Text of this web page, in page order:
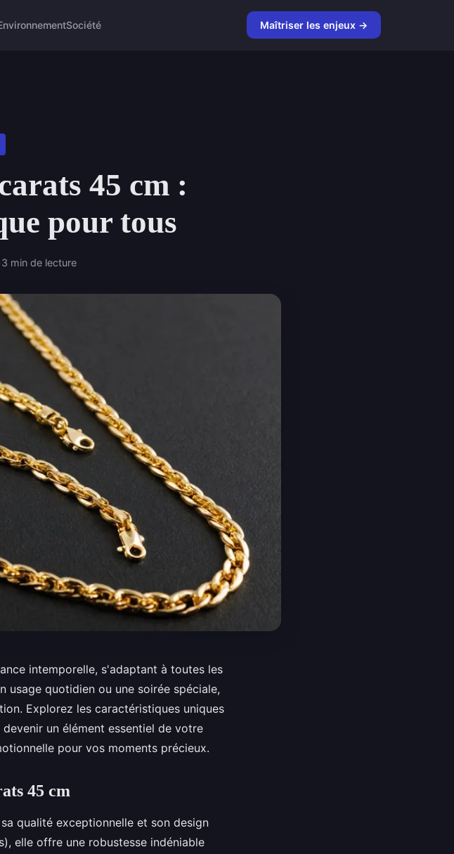
Société Maîtriser les enjeux →
45 cm :
pour tous
3 min de lecture
intemporelle, s'adaptant à toutes les
usage quotidien ou une soirée spéciale,
Explorez les caractéristiques uniques
un élément essentiel de votre
pour vos moments précieux.
45 cm
qualité exceptionnelle et son design
elle offre une robustesse indéniable